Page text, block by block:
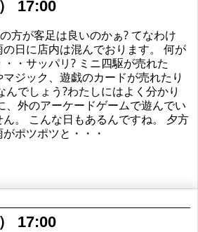
17:00
方が客足は良いのかぁ? てなわけ
日に店内は混んでおります。 何が
・サッパリ? ミニ四駆が売れた
ジック、遊戯のカードが売れたり
んでしょう?わたしにはよく分かり
、外のアーケードゲームで遊んでい
。 こんな日もあるんですね。 夕方
ポツポツと・・・
17:00